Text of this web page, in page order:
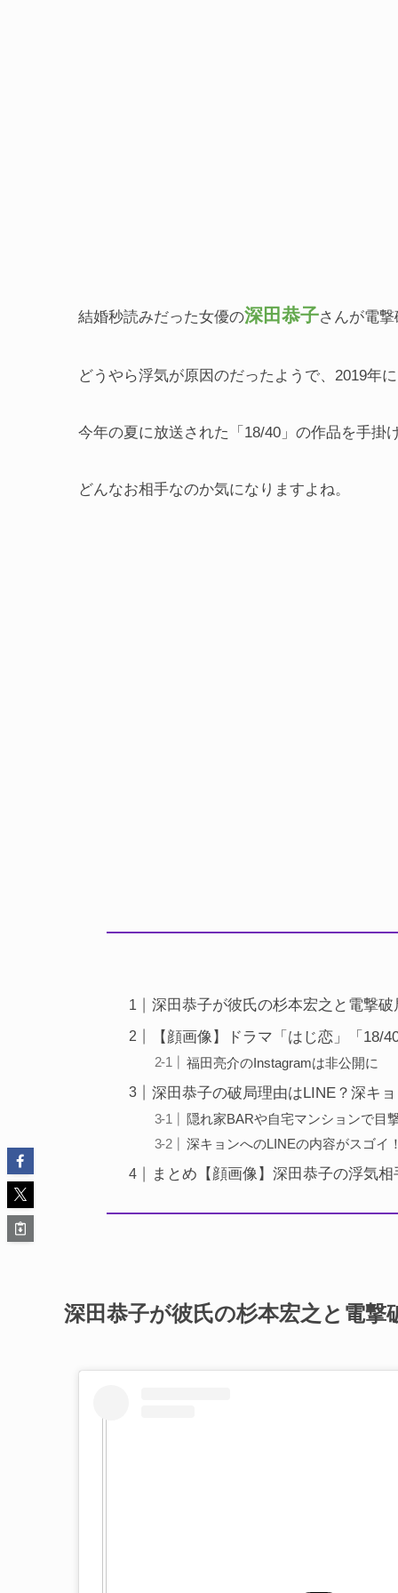
結婚秒読みだった女優の深田恭子さんが電
どうやら浮気が原因のだったようで、2019年
今年の夏に放送された「18/40」の作品を手掛
どんなお相手なのか気になりますよね。
深田恭子が彼氏の杉本宏之と電撃破
【顔画像】ドラマ「はじ恋」「18/
福田亮介のInstagramは非公開に
深田恭子の破局理由はLINE？深キ
隠れ家BARや自宅マンションで目
深キョンへのLINEの内容がスゴイ
まとめ【顔画像】深田恭子の浮気
深田恭子が彼氏の杉本宏之と電撃